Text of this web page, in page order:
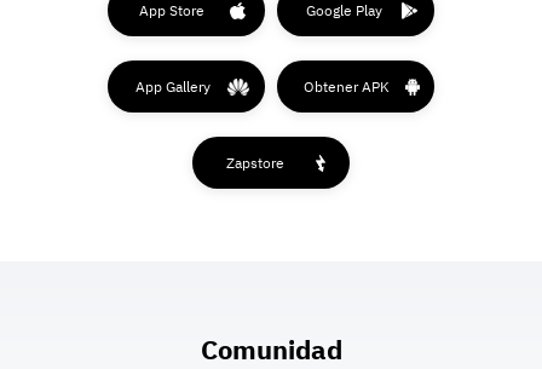
App Store Google Play
App Gallery Obtener APK
Zapstore
Comunidad